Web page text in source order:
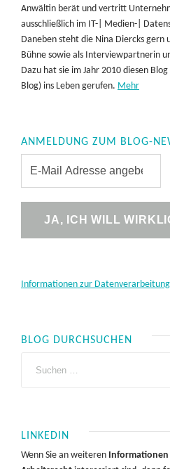
Anwältin berät und vertritt
ausschließlich im IT-| Medien-|
Daneben steht die Nina Diercks gern
Bühne sowie als Interviewpartnerin
Dazu hat sie im Jahr 2010 diesen
Blog) ins Leben gerufen. Mehr
ANMELDUNG ZUM BLOG-
Informationen zur Datenverarbeitung
BLOG DURCHSUCHEN
LINKEDIN
Wenn Sie an weiteren